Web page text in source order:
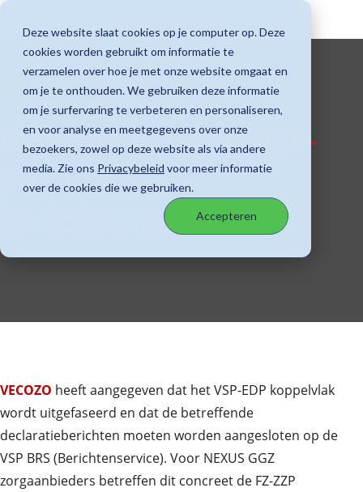
Deze website slaat cookies op je computer op. Deze
cookies worden gebruikt om informatie te
verzamelen over hoe je met onze website omgaat en
om je te onthouden. We gebruiken deze informatie
om je surfervaring te verbeteren en personaliseren,
en voor analyse en meetgegevens over onze
bezoekers, zowel op deze website als via andere
media. Zie ons Privacybeleid voor meer informatie
over de cookies die we gebruiken.
Accepteren
Migratie VECOZO VSP-
EDP naar
Berichtenservice
VECOZO heeft aangegeven dat het VSP-EDP koppelvlak
wordt uitgefaseerd en dat de betreffende
declaratieberichten moeten worden aangesloten op de
VSP BRS (Berichtenservice). Voor NEXUS GGZ
zorgaanbieders betreffen dit concreet de FZ-ZZP